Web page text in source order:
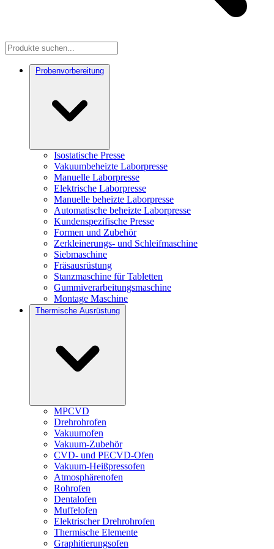
Probenvorbereitung
Isostatische Presse
Vakuumbeheizte Laborpresse
Manuelle Laborpresse
Elektrische Laborpresse
Manuelle beheizte Laborpresse
Automatische beheizte Laborpresse
Kundenspezifische Presse
Formen und Zubehör
Zerkleinerungs- und Schleifmaschine
Siebmaschine
Fräsausrüstung
Stanzmaschine für Tabletten
Gummiverarbeitungsmaschine
Montage Maschine
Thermische Ausrüstung
MPCVD
Drehrohrofen
Vakuumofen
Vakuum-Zubehör
CVD- und PECVD-Ofen
Vakuum-Heißpressofen
Atmosphärenofen
Rohrofen
Dentalofen
Muffelofen
Elektrischer Drehrohrofen
Thermische Elemente
Graphitierungsofen